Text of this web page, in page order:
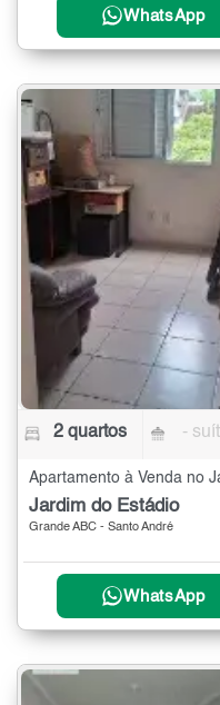
WhatsApp
2 quartos -
Jardim do Estádio
Grande ABC - Santo André
WhatsApp